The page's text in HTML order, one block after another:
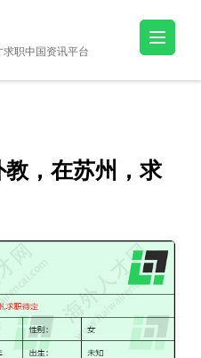
职中国资讯平台
，在苏州，求